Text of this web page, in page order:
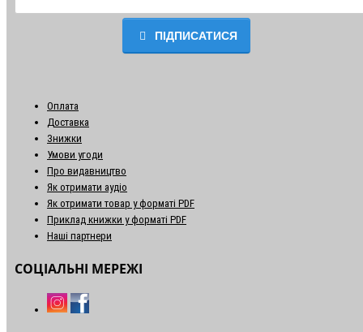
ПІДПИСАТИСЯ
Оплата
Доставка
Знижки
Умови угоди
Про видавництво
Як отримати аудіо
Як отримати товар у форматі PDF
Приклад книжки у форматі PDF
Наші партнери
СОЦІАЛЬНІ МЕРЕЖІ